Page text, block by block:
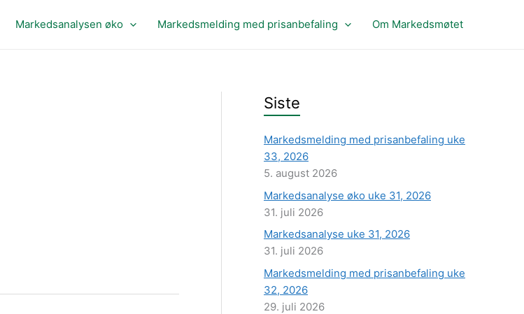
Markedsanalysen øko Markedsmelding med prisanbefaling Om Markedsmøtet
Siste
Markedsmelding med prisanbefaling uke
33, 2026
5. august 2026
Markedsanalyse øko uke 31, 2026
31. juli 2026
Markedsanalyse uke 31, 2026
31. juli 2026
Markedsmelding med prisanbefaling uke
32, 2026
29. juli 2026